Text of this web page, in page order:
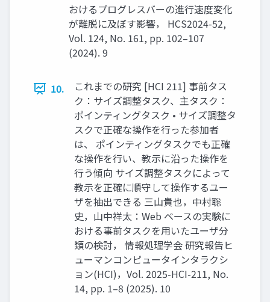
おけるプログレスバーの進行速度変化
が離脱に及ぼす影響， HCS2024-52,
Vol. 124, No. 161, pp. 102–107
(2024). 9
10.
これまでの研究 [HCI 211] 事前タス
ク：サイズ調整タスク、主タスク：
ポインティングタスク • サイズ調整タ
スクで正確な操作を行った参加者
は、 ポインティングタスクでも正確
な操作を行い、教示に沿った操作を
行う傾向 サイズ調整タスクによって
教示を正確に順守して操作するユー
ザを抽出できる 三山貴也，中村聡
史，山中祥太：Web ベースの実験に
おける事前タスクを用いたユーザ分
類の検討， 情報処理学会 研究報告ヒ
ューマンコンピュータインタラクシ
ョン(HCI)，Vol. 2025-HCI-211, No.
14, pp. 1–8 (2025). 10